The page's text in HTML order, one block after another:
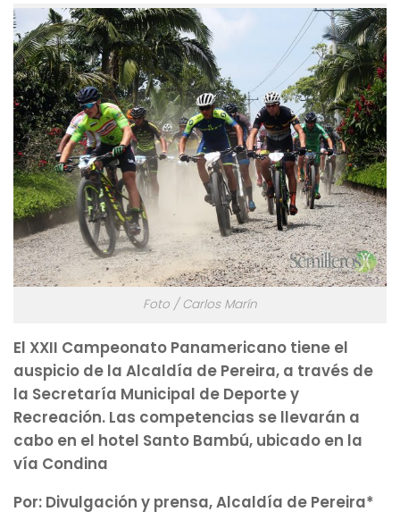
Foto / Carlos Marín
El XXII Campeonato Panamericano tiene el
auspicio de la Alcaldía de Pereira, a través de
la Secretaría Municipal de Deporte y
Recreación. Las competencias se llevarán a
cabo en el hotel Santo Bambú, ubicado en la
vía Condina
Por: Divulgación y prensa, Alcaldía de Pereira*